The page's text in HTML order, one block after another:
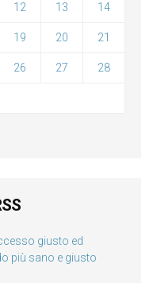
12 13 14
19 20 21
26 27 28
giusto ed
più sano e giusto